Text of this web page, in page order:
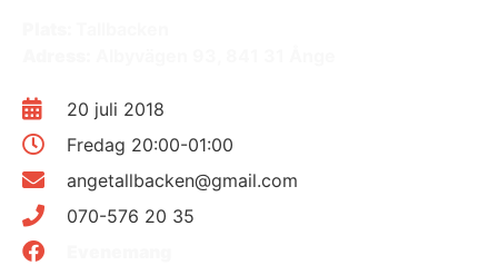
20 juli 2018
Fredag 20:00-01:00
angetallbacken@gmail.com
070-576 20 35